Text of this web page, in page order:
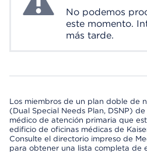
No podemos
este momento.
más tarde.
Los miembros de un plan doble de
(Dual Special Needs Plan, DSNP)
médico de atención primaria que
edificio de oficinas médicas de
Consulte el directorio impreso de
para obtener una lista completa de